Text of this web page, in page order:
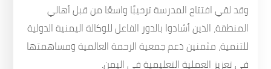
وقد لقي افتتاح المدرسة ترحيبًا واسعًا من قبل أهالي
المنطقة، الذين أشادوا بالدور الفاعل للوكالة اليمنية الدولية
للتنمية، مثمنين دعم جمعية الرحمة العالمية ومساهمتها
في تعزيز العملية التعليمية في اليمن.